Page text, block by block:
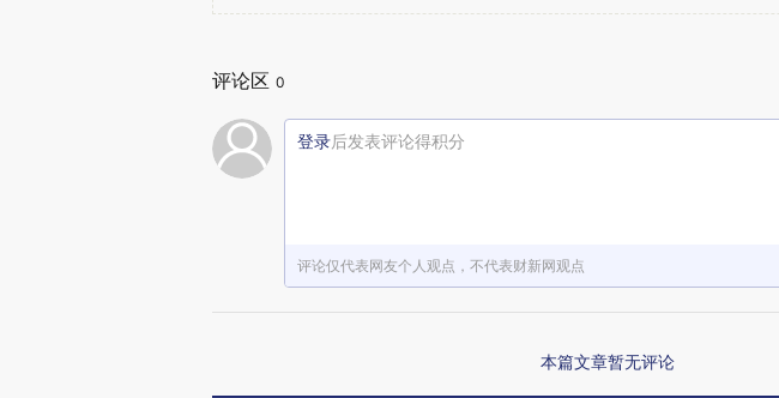
评论区 0
登录后发表评论得积分
评论仅代表网友个人观点，不代表财新网观点
本篇文章暂无评论